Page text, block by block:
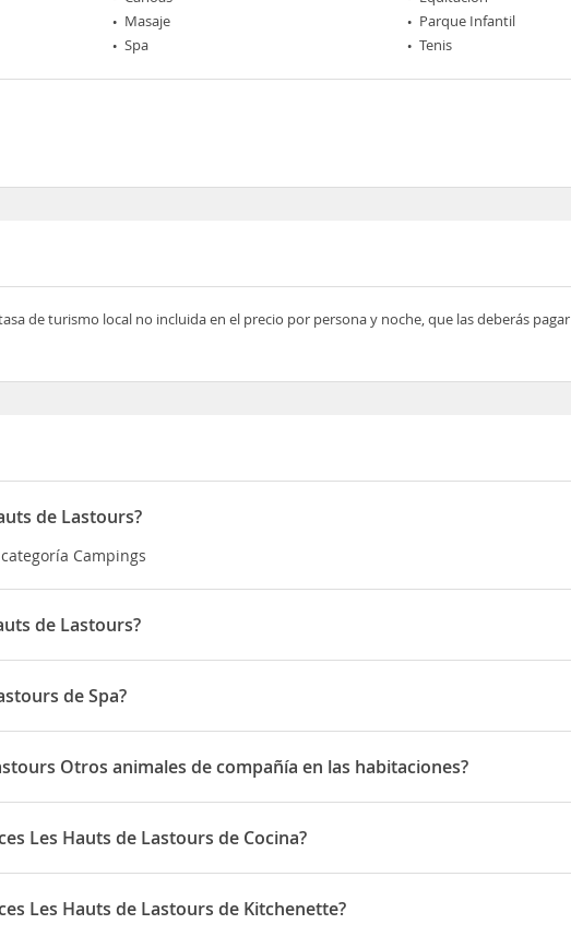
Masaje
Parque Infantil
Spa Tenis
de turismo local no incluida en el precio por persona y noche, que las deberás pagar
de Lastours?
Campings
de Lastours?
en Lastours
de Spa?
de Spa
Otros animales de compañía en las habitaciones?
Otros animales de compañía en las habitaciones
Les Hauts de Lastours de Cocina?
de Lastours disponen de Cocina
Les Hauts de Lastours de Kitchenette?